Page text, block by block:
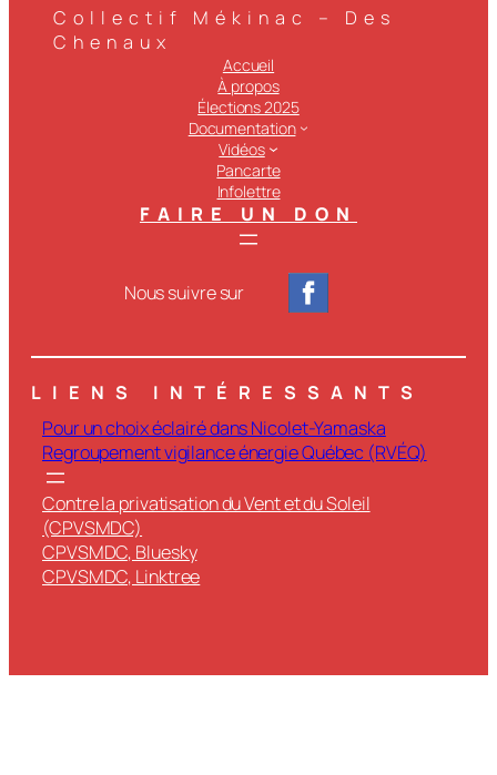
Collectif Mékinac – Des
Chenaux
Accueil
À propos
Élections 2025
Documentation
Vidéos
Pancarte
Infolettre
FAIRE UN DON
Nous suivre sur
LIENS INTÉRESSANTS
Pour un choix éclairé dans Nicolet-Yamaska
Regroupement vigilance énergie Québec (RVÉQ)
Contre la privatisation du Vent et du Soleil
(CPVSMDC)
CPVSMDC, Bluesky
CPVSMDC, Linktree